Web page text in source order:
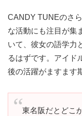
CANDY TUNEのさ
な活動にも注目が集
いて、彼女の語学力
るはずです。アイド
後の活躍がますます
東名阪だとどこ